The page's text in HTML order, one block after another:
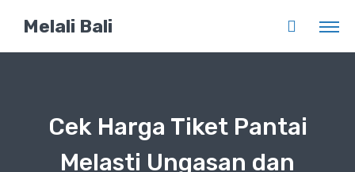
Melali Bali
Cek Harga Tiket Pantai
Melasti Ungasan dan